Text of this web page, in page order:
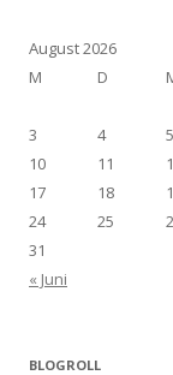
August 2026
M
D
3
4 5
10
11
17
18
24
25
31
« Juni
BLOGROLL